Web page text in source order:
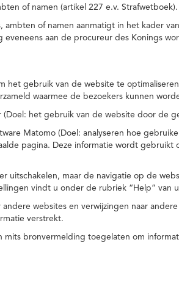
of namen (artikel 227 e.v. Strafwetboek).
of namen aanmatigt in het kader
eveneens aan de procureur des Konings
het gebruik van de website te
waarmee de bezoekers kunnen
het gebruik van de website door de
Matomo (Doel: analyseren hoe
pagina. Deze informatie wordt
uitschakelen, maar de navigatie op de
vindt u onder de rubriek “Help” van
websites en verwijzingen naar
verstrekt.
mits bronvermelding toegelaten om